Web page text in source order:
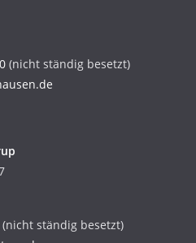
(nicht ständig besetzt)
(nicht ständig besetzt)